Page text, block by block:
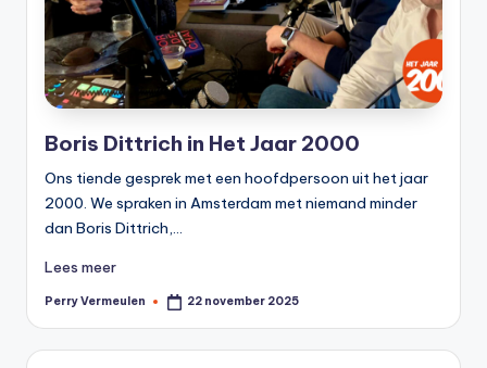
Boris Dittrich in Het Jaar 2000
Ons tiende gesprek met een hoofdpersoon uit het jaar
2000. We spraken in Amsterdam met niemand minder
dan Boris Dittrich,…
Lees meer
Geplaatst
Perry Vermeulen 22 november 2025